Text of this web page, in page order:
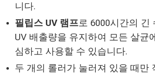
니다.
필립스 UV 램프로 6000시간의 긴
UV 배출량을 유지하여 모든 살균
심하고 사용할 수 있습니다.
두 개의 롤러가 눌러져 있을 때만